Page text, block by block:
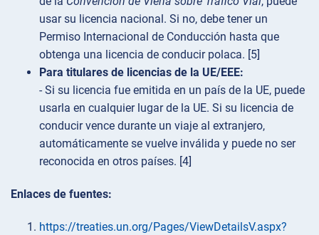
usar su licencia nacional. Si no, debe tener un
Permiso Internacional de Conducción hasta que
obtenga una licencia de conducir polaca. [5]
Para titulares de licencias de la UE/EEE:
- Si su licencia fue emitida en un país de la UE, puede
usarla en cualquier lugar de la UE. Si su licencia de
conducir vence durante un viaje al extranjero,
automáticamente se vuelve inválida y puede no ser
reconocida en otros países. [4]
Enlaces de fuentes:
https://treaties.un.org/Pages/ViewDetailsV.aspx?